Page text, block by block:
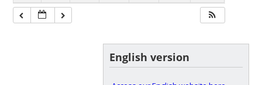
English version